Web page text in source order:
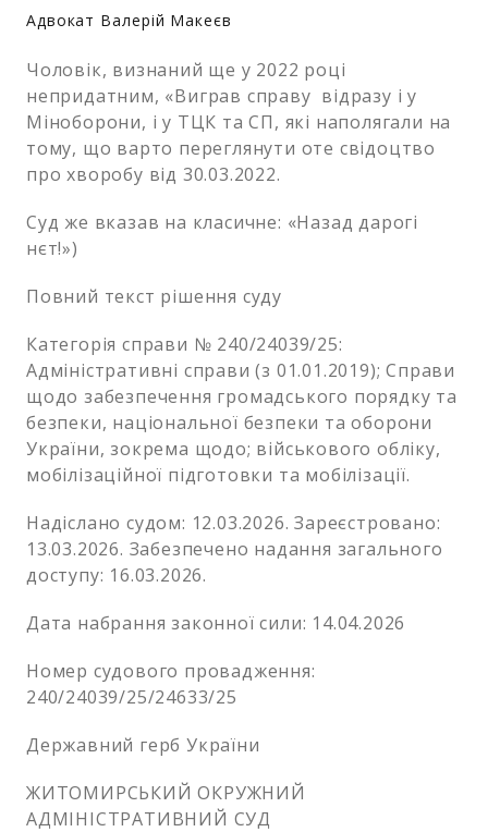
Адвокат Валерій Макеєв
Чоловік, визнаний ще у 2022 році
непридатним, «Виграв справу відразу і у
Міноборони, і у ТЦК та СП, які наполягали на
тому, що варто переглянути оте свідоцтво
про хворобу від 30.03.2022.
Суд же вказав на класичне: «Назад дарогі
нєт!»)
Повний текст рішення суду
Категорія справи № 240/24039/25:
Адміністративні справи (з 01.01.2019); Справи
щодо забезпечення громадського порядку та
безпеки, національної безпеки та оборони
України, зокрема щодо; військового обліку,
мобілізаційної підготовки та мобілізації.
Надіслано судом: 12.03.2026. Зареєстровано:
13.03.2026. Забезпечено надання загального
доступу: 16.03.2026.
Дата набрання законної сили: 14.04.2026
Номер судового провадження:
240/24039/25/24633/25
Державний герб України
ЖИТОМИРСЬКИЙ ОКРУЖНИЙ
АДМІНІСТРАТИВНИЙ СУД